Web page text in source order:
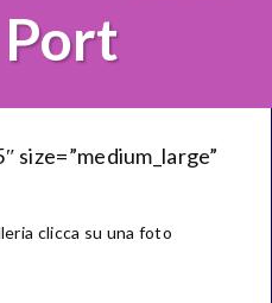
size=”medium_large”
clicca su una foto